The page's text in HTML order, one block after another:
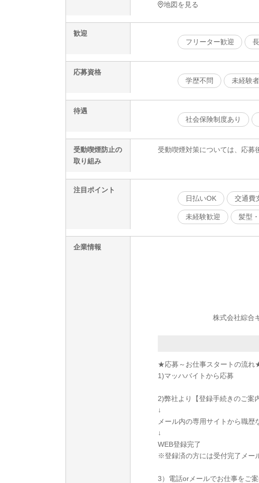
地図を見る
歓迎
フリーター歓迎
応募資格
学歴不問
未経験
待遇
社会保険制度あり
受動喫煙防止の
取り組み
受動喫煙対策については、応募
注目ポイント
日払いOK
交通費
未経験歓迎 髪型
企業情報
株式会社綜合
★応募～お仕事スタートの流れ
1)マッハバイトから応募
2)弊社より【登録手続きのご案
↓
メール内の専用サイトから職歴
↓
WEB登録完了
※登録済の方には受付完了メー
3）電話orメールでお仕事をご